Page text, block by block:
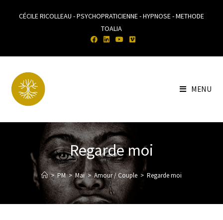
CÉCILE RICOLLEAU - PSYCHOPRATICIENNE - HYPNOSE - METHODE
TOALIA
MENU
Regarde moi
> PM > Mai > Amour / Couple > Regarde moi